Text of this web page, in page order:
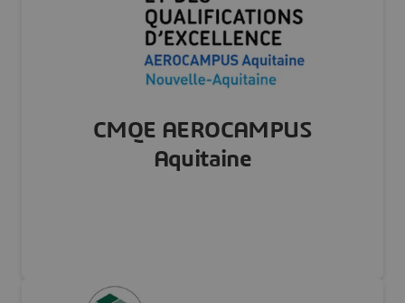
Visiter notre site Web
CMQE AEROCAMPUS
Aquitaine